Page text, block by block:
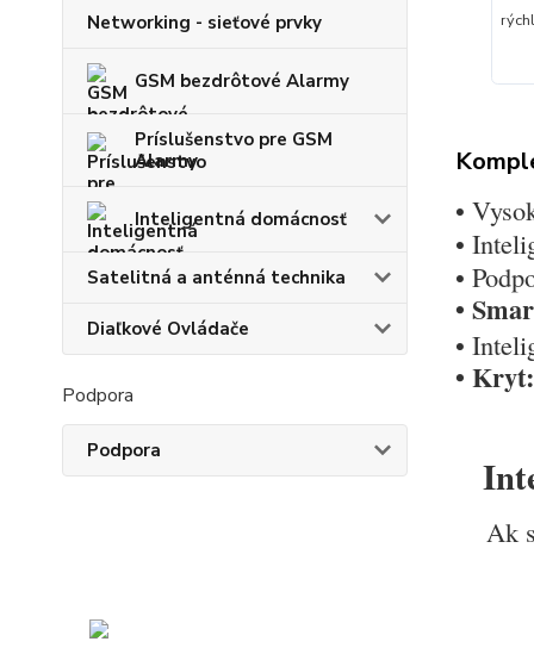
Networking - sieťové prvky
GSM bezdrôtové Alarmy
Príslušenstvo pre GSM
Alarmy
Inteligentná domácnosť
Satelitná a anténná technika
Diaľkové Ovládače
Podpora
Podpora
•
•
•
•
• I
•
Ak